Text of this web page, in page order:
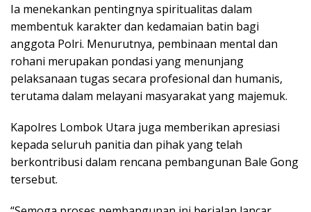
Ia menekankan pentingnya spiritualitas dalam
membentuk karakter dan kedamaian batin bagi
anggota Polri. Menurutnya, pembinaan mental dan
rohani merupakan pondasi yang menunjang
pelaksanaan tugas secara profesional dan humanis,
terutama dalam melayani masyarakat yang majemuk.
Kapolres Lombok Utara juga memberikan apresiasi
kepada seluruh panitia dan pihak yang telah
berkontribusi dalam rencana pembangunan Bale Gong
tersebut.